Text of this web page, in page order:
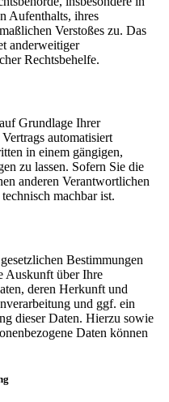
Aufenthalts, ihres
Verstoßes zu. Das
anderweitiger
Rechtsbehelfe.
Grundlage Ihrer
automatisiert
in einem gängigen,
zu lassen. Sofern Sie die
anderen Verantwortlichen
machbar ist.
Bestimmungen
Auskunft über Ihre
deren Herkunft und
und ggf. ein
dieser Daten. Hierzu sowie
Daten können